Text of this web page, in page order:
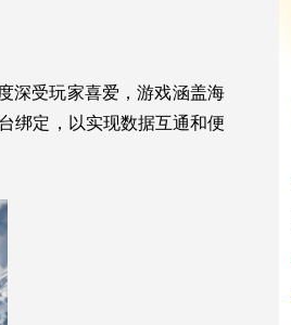
深受玩家喜爱，游戏涵盖海
绑定，以实现数据互通和便